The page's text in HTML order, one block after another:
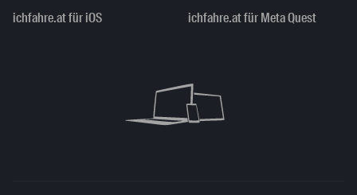
ichfahre.at für iOS ichfahre.at für Meta Quest